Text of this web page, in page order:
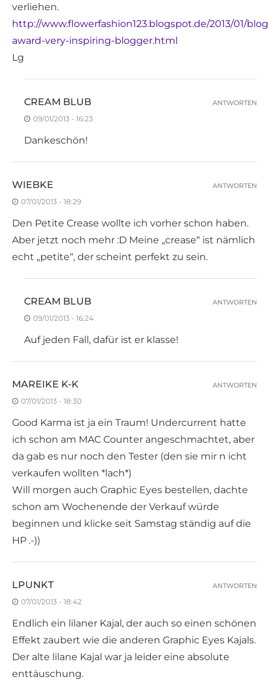
verliehen.
http://www.flowerfashion123.blogspot.de/2013/01/
award-very-inspiring-blogger.html
Lg
CREAM BLUB
09/01/2013 - 16:23
Dankeschön!
ANTWORTEN
WIEBKE
07/01/2013 - 18:29
Den Petite Crease wollte ich vorher schon haben.
Aber jetzt noch mehr :D Meine „crease“ ist nämlich
echt „petite“, der scheint perfekt zu sein.
ANTWORTEN
CREAM BLUB
09/01/2013 - 16:24
Auf jeden Fall, dafür ist er klasse!
ANTWORTEN
MAREIKE K-K
07/01/2013 - 18:30
Good Karma ist ja ein Traum! Undercurrent hatte
ich schon am MAC Counter angeschmachtet, aber
da gab es nur noch den Tester (den sie mir n icht
verkaufen wollten *lach*)
Will morgen auch Graphic Eyes bestellen, dachte
schon am Wochenende der Verkauf würde
beginnen und klicke seit Samstag ständig auf die
HP .-))
ANTWORTEN
LPUNKT
07/01/2013 - 18:42
Endlich ein lilaner Kajal, der auch so einen schönen
Effekt zaubert wie die anderen Graphic Eyes Kajals.
Der alte lilane Kajal war ja leider eine absolute
enttäuschung.
ANTWORTEN